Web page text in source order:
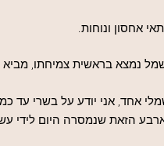
אחסון ונוחות.
נמצא בראשית צמיחתו, מביא
הזאת שנמסרה היום לידי